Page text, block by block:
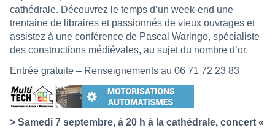
cathédrale. Découvrez le temps d’un week-end une
trentaine de libraires et passionnés de vieux ouvrages et
assistez à une conférence de Pascal Waringo, spécialiste
des constructions médiévales, au sujet du nombre d’or.
Entrée gratuite – Renseignements au 06 71 72 23 83
> Samedi 7 septembre, à 20 h à la cathédrale, concert «